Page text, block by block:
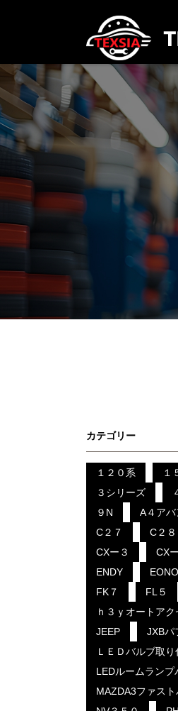
カテゴリー
１２０系 １
３シリーズ
９N
A４アバ
C２７
C２８
CXー３
CX
ENDY
FK７
FL５
ｈ３ｙオートア
JEEP
JXBパ
ＬＥＤバルブ取り
LEDルームランプ
MAZDA3ファスト